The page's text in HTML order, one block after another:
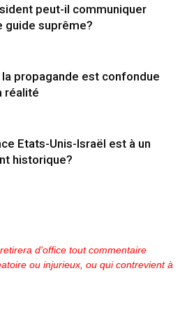
peut-il communiquer
guide suprême?
la propagande est confondue
réalité
Etats-Unis-Israël est à un
historique?
d'office tout commentaire
ou injurieux, ou qui contrevient à